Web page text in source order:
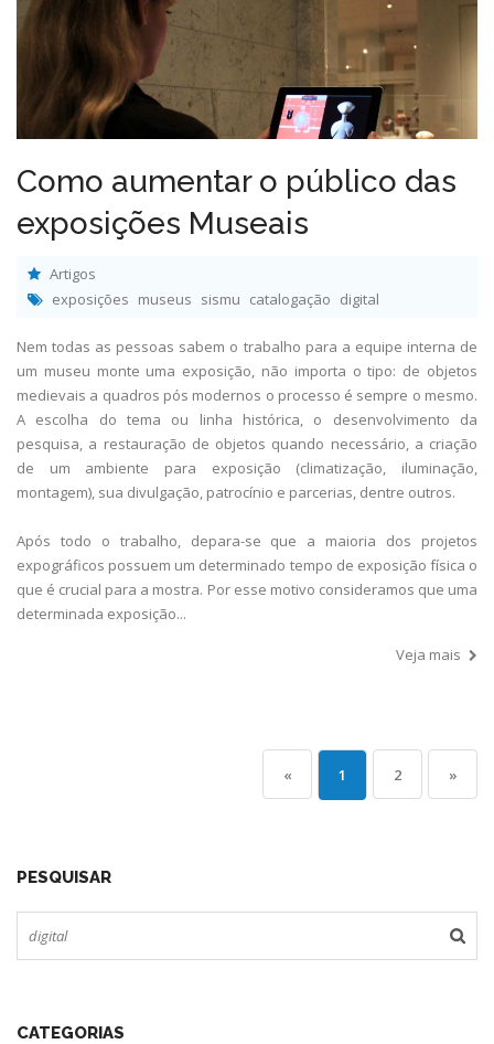
Como aumentar o público das
exposições Museais
Artigos
exposições museus sismu catalogação digital
Nem todas as pessoas sabem o trabalho para a equipe interna de
um museu monte uma exposição, não importa o tipo: de objetos
medievais a quadros pós modernos o processo é sempre o mesmo.
A escolha do tema ou linha histórica, o desenvolvimento da
pesquisa, a restauração de objetos quando necessário, a criação
de um ambiente para exposição (climatização, iluminação,
montagem), sua divulgação, patrocínio e parcerias, dentre outros.
Após todo o trabalho, depara-se que a maioria dos projetos
expográficos possuem um determinado tempo de exposição física o
que é crucial para a mostra. Por esse motivo consideramos que uma
determinada exposição...
Veja mais
« 1 2 »
PESQUISAR
CATEGORIAS